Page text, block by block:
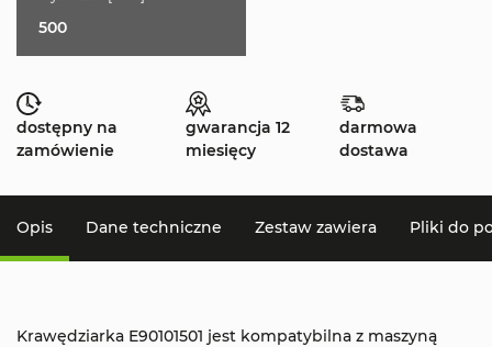
500
dostępny na
zamówienie
gwarancja 12
miesięcy
darmowa
dostawa
Opis Dane techniczne Zestaw zawiera Pliki do
Krawędziarka E90101501 jest kompatybilna z maszyną